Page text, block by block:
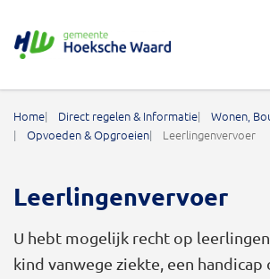
Home Direct regelen & Informatie
Wonen,
Opvoeden & Opgroeien
Leerlingenvervoer
Leerlingenvervoer
U hebt mogelijk recht op
kind vanwege ziekte, een handicap